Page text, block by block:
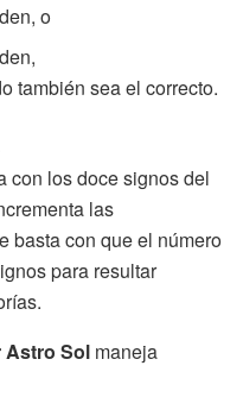
o
también sea el correcto.
con los doce signos del
las
basta con que el número
para resultar
Astro Sol maneja